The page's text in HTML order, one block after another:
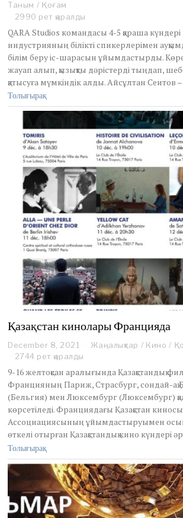
Таным / Қоғам
2990 рет қаралды
QARA Studios командасы 4-5 қараша
индустрияның білікті спикерлерімен
білім беру іс-шарасын ұйымдастырды.
жауап алып, қызықты дәрістерді тыңдап,
қатысуға мүмкіндік алды. Айсұлтан Сеитов –
Толығырақ
Қазақстан кинолары Францияда
December 8, 2021
e
e
m
b
e
r
,
0
2
1
Жаңалықтар / Кино /
2744 рет қаралды
9-16 желтоқсан аралығында Қазақстандық
Францияның Париж, Страсбург, сондай-ақ
(Бельгия) мен Люксембург (Люксембург)
көрсетіледі. Франциядағы Қазақстан киносы
Ассоциациясының ұйымдастыруымен
өткелі отырған Қазақстандық кино күндері
Толығырақ